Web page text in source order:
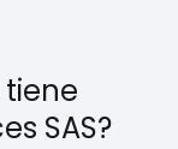
SAS?